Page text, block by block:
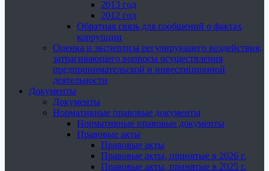
2013 год
2012 год
Обратная связь для сообщений о фактах
коррупции
Оценка и экспертиза регулирующего воздействия,
затрагивающего вопросы осуществления
предпринимательской и инвестиционной
деятельности
Документы
Документы
Нормативные правовые документы
Нормативные правовые документы
Правовые акты
Правовые акты
Правовые акты, принятые в 2026 г.
Правовые акты, принятые в 2025 г.